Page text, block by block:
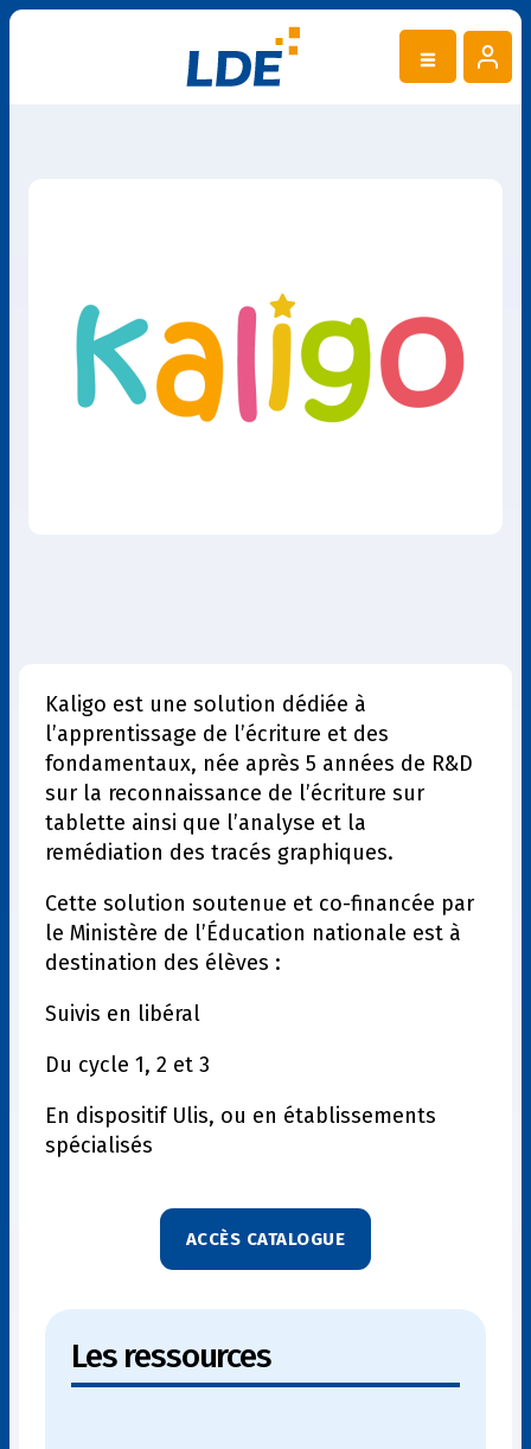
Kaligo est une solution dédiée à
l’apprentissage de l’écriture et des
fondamentaux, née après 5 années de R&D
sur la reconnaissance de l’écriture sur
tablette ainsi que l’analyse et la
remédiation des tracés graphiques.
Cette solution soutenue et co-financée par
le Ministère de l’Éducation nationale est à
destination des élèves :
Suivis en libéral
Du cycle 1, 2 et 3
En dispositif Ulis, ou en établissements
spécialisés
ACCÈS CATALOGUE
Les ressources